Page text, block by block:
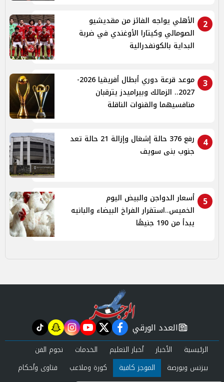
2
الأهلي يواجه الفائز من مقديشيو
الصومالي وكيتارا الأوغندي في ضربة
البداية بالكونفدرالية
3
موعد قرعة دوري أبطال أفريقيا 2026-
2027.. الزمالك وبيراميدز يترقبان
منافسيهما والقنوات الناقلة
4
رفع 376 حالة إشغال وإزالة 21 حالة تعد
جنوب بنى سويف
5
أسعار الدواجن والبيض اليوم
الخميس..استقرار الفراخ البيضاء والبانيه
يبدأ من 190 جنيهًا
newspaper
العدد الورقي facebook
twitter
youtube
instagram
snapchat
tiktok
الرئيسية الأخبار أخبار التعليم الخدمات
نجوم الفن
بيزنس وبورصة
الموجز كافية كورة وملاعب
فتاوى وأحكام